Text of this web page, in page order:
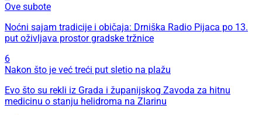
Ove subote
Noćni sajam tradicije i običaja: Drniška Radio Pijaca po 13.
put oživljava prostor gradske tržnice
6
Nakon što je već treći put sletio na plažu
Evo što su rekli iz Grada i županijskog Zavoda za hitnu
medicinu o stanju helidroma na Zlarinu